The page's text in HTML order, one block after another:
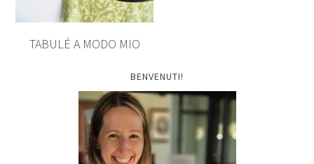
TABULÉ A MODO MIO
BENVENUTI!